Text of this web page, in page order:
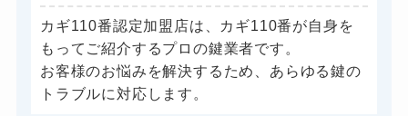
バイクカギ作成
スーツケースカギ開け
スーツケースカギ作成 別途お見積り
金庫カギ開け
カギ110番認定加盟店は、カギ110番が自身を
もってご紹介するプロの鍵業者です。
お客様のお悩みを解決するため、あらゆる鍵の
トラブルに対応します。